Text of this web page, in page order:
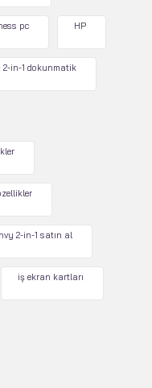
pc HP
2-in-1 dokunmatik
2-in-1 satın al
iş ekran kartları